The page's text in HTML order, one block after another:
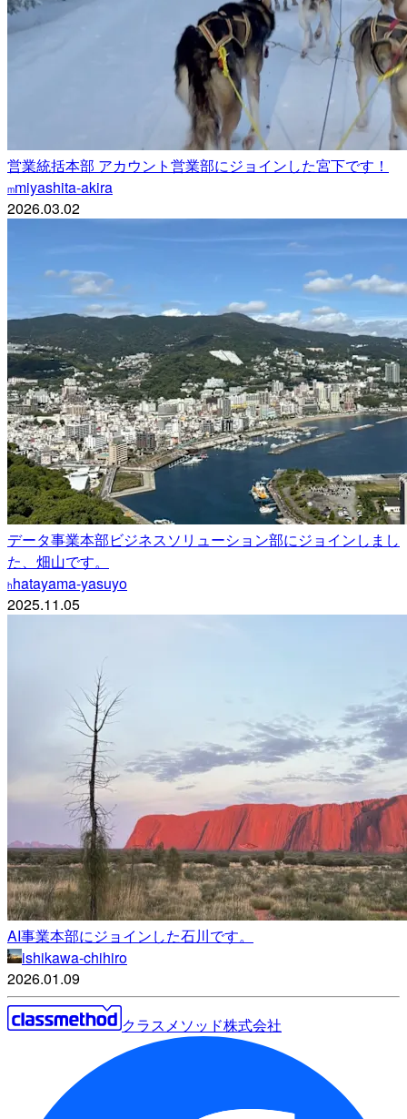
営業統括本部 アカウント営業部にジョインした宮下です！
mmiyashita-akira
2026.03.02
データ事業本部ビジネスソリューション部にジョインしまし
た、畑山です。
hhatayama-yasuyo
2025.11.05
AI事業本部にジョインした石川です。
ishikawa-chihiro
2026.01.09
クラスメソッド株式会社